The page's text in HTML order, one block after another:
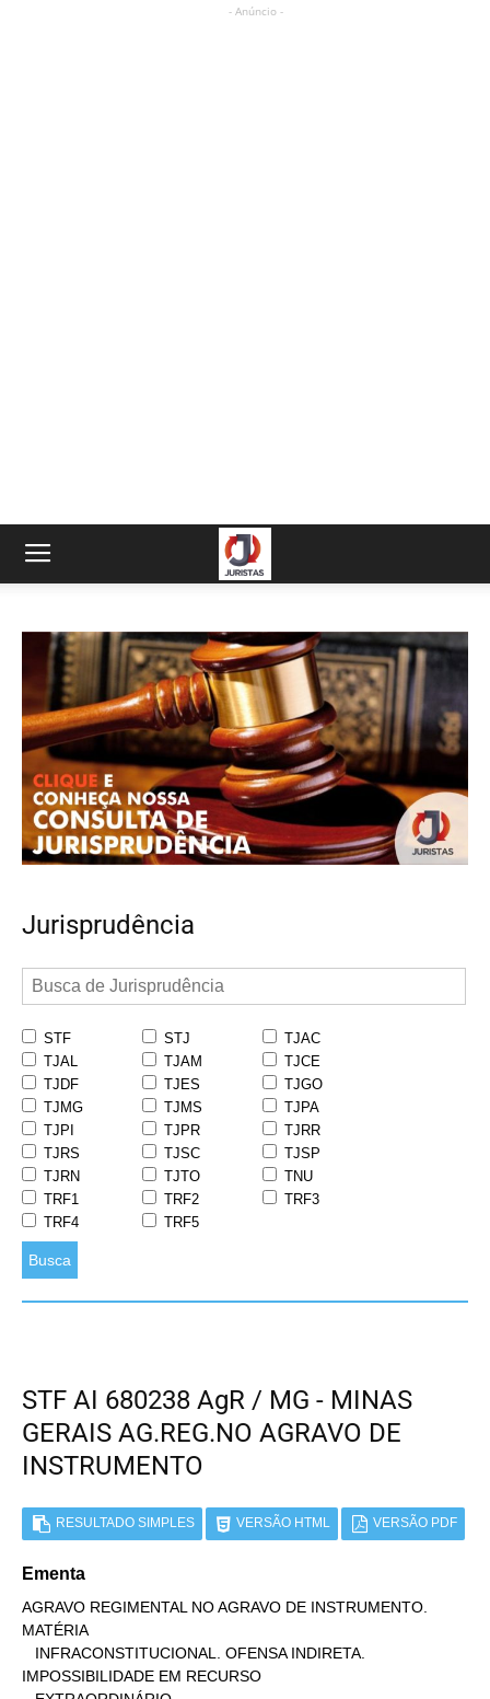
- Anúncio -
Jurisprudência
STF STJ
TJAC
TJAL
TJAM
TJCE
TJDF
TJES
TJGO
TJMG
TJMS
TJPA
TJPI
TJPR
TJRR
TJRS
TJSC
TJSP
TJRN
TJTO
TNU
TRF1
TRF2
TRF3
TRF4
TRF5
Busca
STF AI 680238 AgR / MG - MINAS
GERAIS AG.REG.NO AGRAVO DE
INSTRUMENTO
RESULTADO SIMPLES VERSÃO HTML VERSÃO PDF
Ementa
AGRAVO REGIMENTAL NO AGRAVO DE INSTRUMENTO.
MATÉRIA
IMPOSSIBILIDADE EM RECURSO